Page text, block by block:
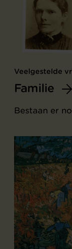
Veelgestelde
Familie
Bestaan er